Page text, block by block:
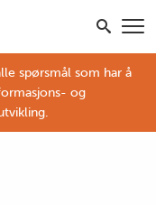
spørsmål som har å
og